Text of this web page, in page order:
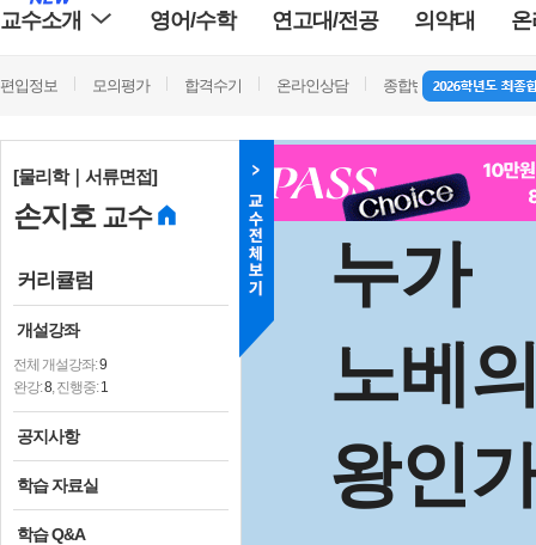
교수소개 영어/수학 연고대/전공 의약대
편입정보 모의평가 합격수기 온라인상담 종합반 방문상담
[물리학｜서류면접]
손지호교수
커리큘럼
개설강좌
전체 개설강좌:9
완강:8, 진행중:1
공지사항
학습 자료실
학습 Q&A
누가
노베
왕인